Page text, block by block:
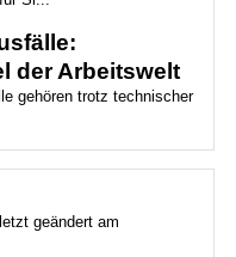
der Arbeitswelt
gehören trotz technischer
geändert am